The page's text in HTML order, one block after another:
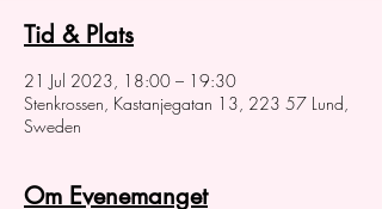
Tid & Plats
21 Jul 2023, 18:00 – 19:30
Stenkrossen, Kastanjegatan 13, 223 57 Lund,
Sweden
Om Evenemanget